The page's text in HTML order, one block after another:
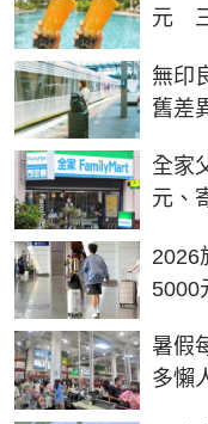
元
無印
舊差
全家
元、
2026
5000
暑假
多懶